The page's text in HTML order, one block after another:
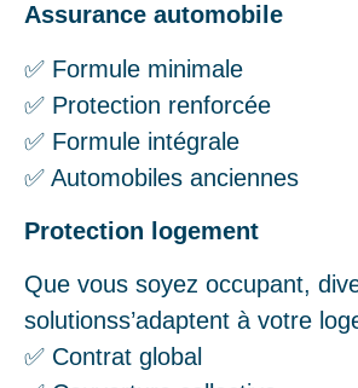
Assurance automobile
✅ Formule minimale
✅ Protection renforcée
✅ Formule intégrale
✅ Automobiles anciennes
Protection logement
Que vous soyez occupant,
solutionss’adaptent à votre
✅ Contrat global